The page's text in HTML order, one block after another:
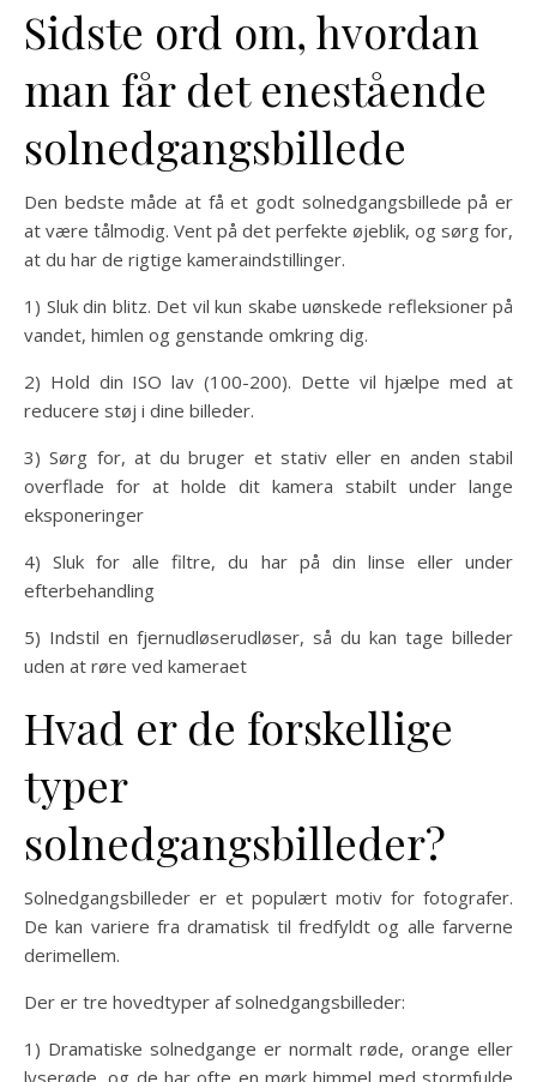
Sidste ord om, hvordan
man får det enestående
solnedgangsbillede
Den bedste måde at få et godt solnedgangsbillede på er
at være tålmodig. Vent på det perfekte øjeblik, og sørg for,
at du har de rigtige kameraindstillinger.
1) Sluk din blitz. Det vil kun skabe uønskede refleksioner på
vandet, himlen og genstande omkring dig.
2) Hold din ISO lav (100-200). Dette vil hjælpe med at
reducere støj i dine billeder.
3) Sørg for, at du bruger et stativ eller en anden stabil
overflade for at holde dit kamera stabilt under lange
eksponeringer
4) Sluk for alle filtre, du har på din linse eller under
efterbehandling
5) Indstil en fjernudløserudløser, så du kan tage billeder
uden at røre ved kameraet
Hvad er de forskellige
typer
solnedgangsbilleder?
Solnedgangsbilleder er et populært motiv for fotografer.
De kan variere fra dramatisk til fredfyldt og alle farverne
derimellem.
Der er tre hovedtyper af solnedgangsbilleder:
1) Dramatiske solnedgange er normalt røde, orange eller
lyserøde, og de har ofte en mørk himmel med stormfulde